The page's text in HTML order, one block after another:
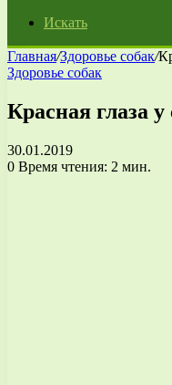
Искать
Главная/Здоровье собак/
Здоровье собак
Красная глаза у
30.01.2019
0 Время чтения: 2 мин.